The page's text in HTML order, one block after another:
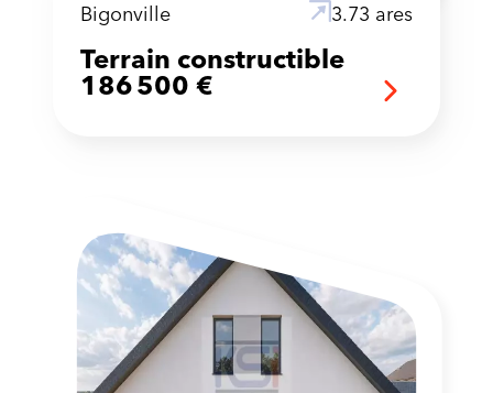
Bigonville 3.73 ares
Terrain constructible
186 500 €